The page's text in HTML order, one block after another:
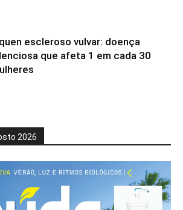
escleroso vulvar: doença
que afeta 1 em cada 30
2026